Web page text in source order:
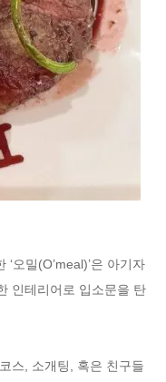
오밀(O’meal)’은 아기자
인테리어로 입소문을 탄
스, 소개팅, 혹은 친구들